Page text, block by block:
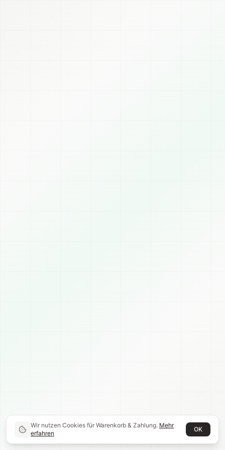
Wir nutzen Cookies für Warenkorb & Zahlung. Mehr
erfahren
OK